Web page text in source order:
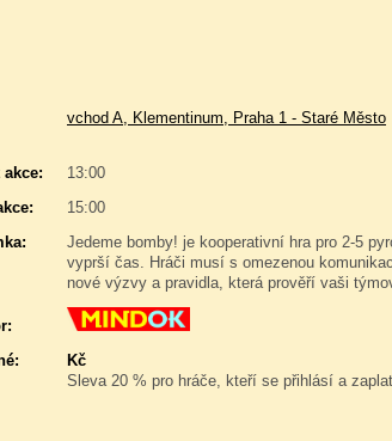
vchod A, Klementinum, Praha 1 - Staré Město
akce:
13:00
15:00
Jedeme bomby! je kooperativní hra pro 2-5
vyprší čas. Hráči musí s omezenou
nové výzvy a pravidla, která prověří vaši
Kč
Sleva 20 % pro hráče, kteří se přihlásí a